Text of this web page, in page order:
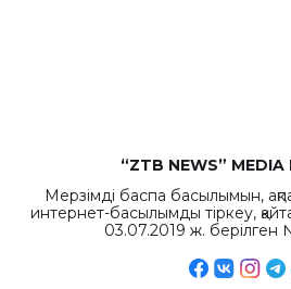
“ZTB NEWS” MEDIA
Мерзімді баспа басылымын,
интернет-басылымды тіркеу,
03.07.2019 ж.